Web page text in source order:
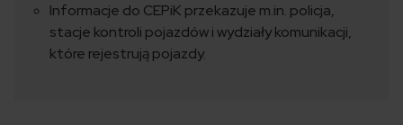
Informacje do CEPiK przekazuje m.in. policja,
stacje kontroli pojazdów i wydziały komunikacji,
które rejestrują pojazdy.